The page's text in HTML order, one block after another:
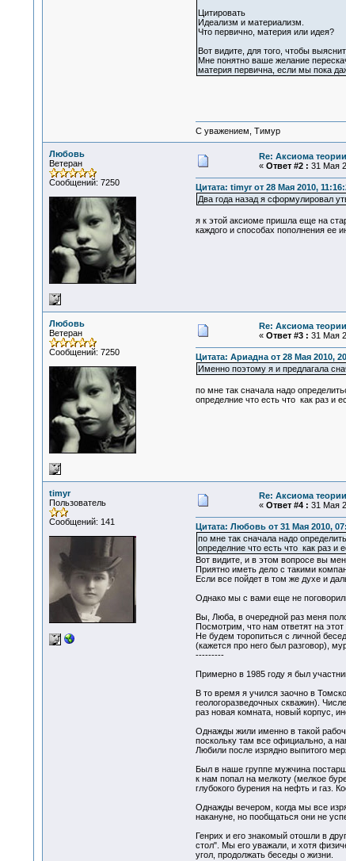
Цитировать
Идеализм и материализм.
Что первично, материя или идея?
Вот видите, для того, чтобы
Мне понятно ваше желание
материя первична, если мы пока
С уважением, Тимур
Любовь
Ветеран
Сообщений: 7250
Re: Аксиома
« Ответ #2 : 31 Мая
Цитата: timyr от 28 Мая 2010,
Два года назад я сформулировал
я к этой аксиоме пришла еще на
каждого и способах пополнения ее
Любовь
Ветеран
Сообщений: 7250
Re: Аксиома
« Ответ #3 : 31 Мая
Цитата: Ариадна от 28 Мая 2010,
Именно поэтому я и предлагала
по мне так сначала надо
определние что есть что как раз и
timyr
Пользователь
Сообщений: 141
Re: Аксиома
« Ответ #4 : 31 Мая
Цитата: Любовь от 31 Мая 2010,
по мне так сначала надо
определние что есть что как раз и
Вот видите, и в этом вопросе вы
Приятно иметь дело с такими
Если все пойдет в том же духе и
Однако мы с вами еще не
Вы, Люба, в очередной раз меня
Посмотрим, что нам ответят на этот
Не будем торопиться с личной
(кажется про него был разговор),
---------
Примерно в 1985 году я был
В то время я учился заочно в
геологоразведочных скважин).
раз новая комната, новый корпус,
Однажды жили именно в такой
поскольку там все официально, а
Любили после изрядно выпитого
Был в наше группе мужчина
к нам попал на мелкоту (мелкое
глубокого бурения на нефть и газ.
Однажды вечером, когда мы все
накануне, но пообщаться они не
Генрих и его знакомый отошли в
стол". Мы его уважали, и хотя
угол, продолжать беседы о жизни.